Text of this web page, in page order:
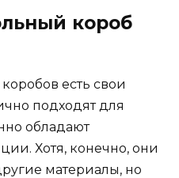
короб
есть свои
подходят для
обладают
Хотя, конечно, они
материалы, но